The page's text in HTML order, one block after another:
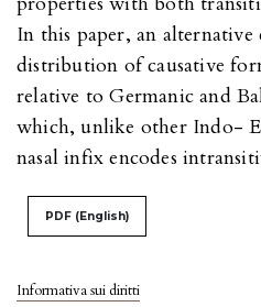
Informativa sui diritti
In this paper, an
distribution of causative
relative to Germanic and
which, unlike other Indo-
nasal infix encodes
PDF (English)